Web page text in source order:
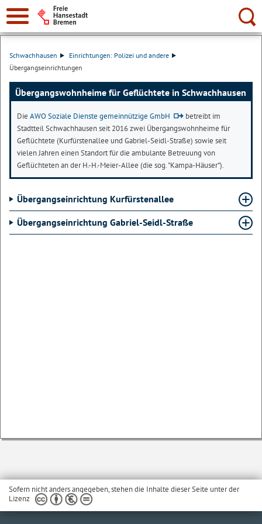
Suche:
Schwachhausen
Einrichtungen: Polizei und andere
Übergangseinrichtungen
Übergangswohnheime für Geflüchtete in Schwachhausen
Die AWO Soziale Dienste gemeinnützige GmbH
betreibt im
Stadtteil Schwachhausen seit 2016 zwei Übergangswohnheime für
Geflüchtete (Kurfürstenallee und Gabriel-Seidl-Straße) sowie seit
vielen Jahren einen Standort für die ambulante Betreuung von
Geflüchteten an der H.-H.-Meier-Allee (die sog. "Kampa-Häuser").
Übergangseinrichtung Kurfürstenallee
Übergangseinrichtung Gabriel-Seidl-Straße
Sofern nicht anders angegeben, stehen die Inhalte dieser Seite unter der
Lizenz